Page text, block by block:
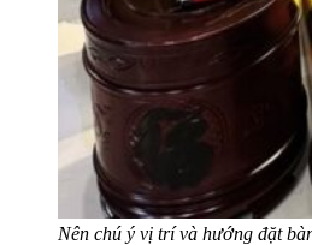
Nên chú ý vị trí và hướng đặt